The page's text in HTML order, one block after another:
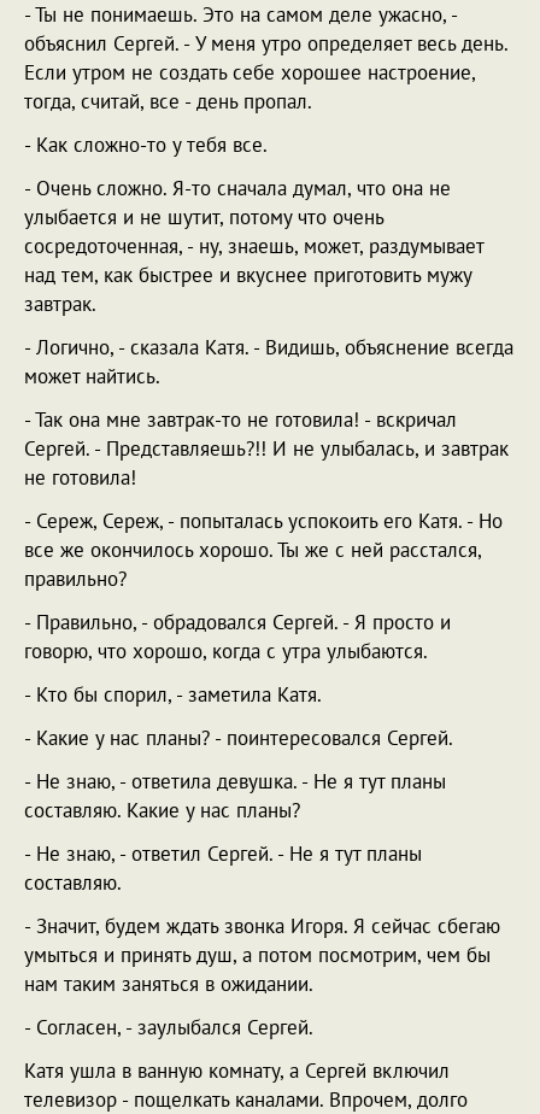
- Ты не понимаешь. Это на самом деле ужасно, -
объяснил Сергей. - У меня утро определяет весь день.
Если утром не создать себе хорошее настроение,
тогда, считай, все - день пропал.
- Как сложно-то у тебя все.
- Очень сложно. Я-то сначала думал, что она не
улыбается и не шутит, потому что очень
сосредоточенная, - ну, знаешь, может, раздумывает
над тем, как быстрее и вкуснее приготовить мужу
завтрак.
- Логично, - сказала Катя. - Видишь, объяснение всегда
может найтись.
- Так она мне завтрак-то не готовила! - вскричал
Сергей. - Представляешь?!! И не улыбалась, и завтрак
не готовила!
- Сереж, Сереж, - попыталась успокоить его Катя. - Но
все же окончилось хорошо. Ты же с ней расстался,
правильно?
- Правильно, - обрадовался Сергей. - Я просто и
говорю, что хорошо, когда с утра улыбаются.
- Кто бы спорил, - заметила Катя.
- Какие у нас планы? - поинтересовался Сергей.
- Не знаю, - ответила девушка. - Не я тут планы
составляю. Какие у нас планы?
- Не знаю, - ответил Сергей. - Не я тут планы
составляю.
- Значит, будем ждать звонка Игоря. Я сейчас сбегаю
умыться и принять душ, а потом посмотрим, чем бы
нам таким заняться в ожидании.
- Согласен, - заулыбался Сергей.
Катя ушла в ванную комнату, а Сергей включил
телевизор - пощелкать каналами. Впрочем, долго